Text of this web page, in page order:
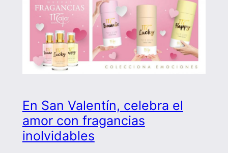
En San Valentín, celebra el
amor con fragancias
inolvidables